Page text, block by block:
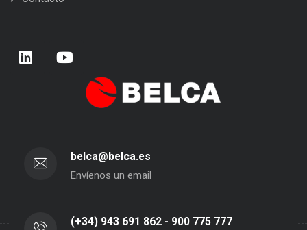
belca@belca.es
Envíenos un email
(+34) 943 691 862 - 900 775 777